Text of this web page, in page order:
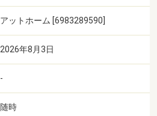
アットホーム [6983289590]
2026年8月3日
-
随時